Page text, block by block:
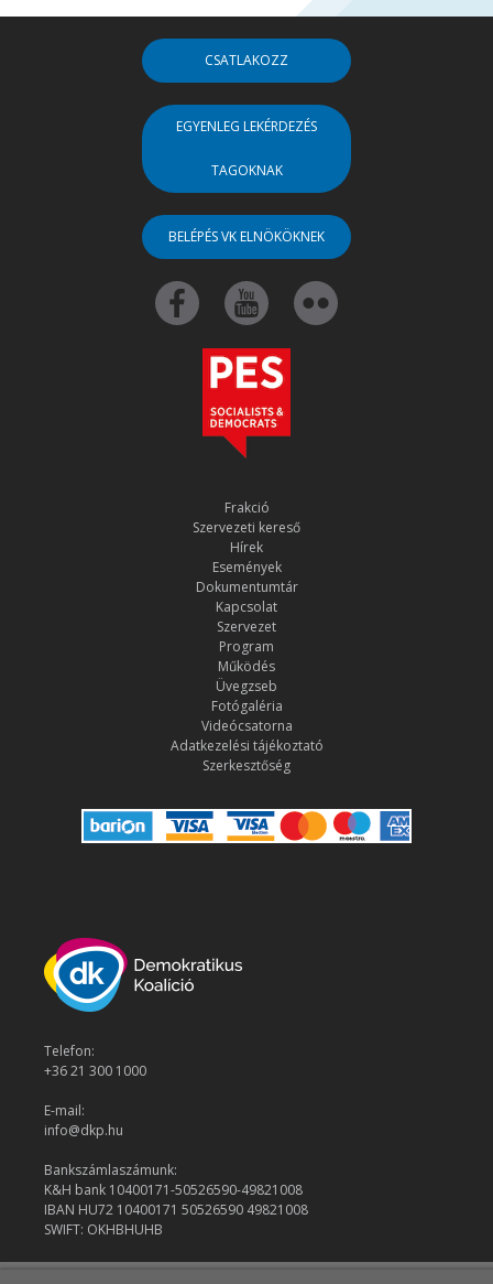
CSATLAKOZZ
EGYENLEG LEKÉRDEZÉS
TAGOKNAK
BELÉPÉS VK ELNÖKÖKNEK
Frakció
Szervezeti kereső
Hírek
Események
Dokumentumtár
Kapcsolat
Szervezet
Program
Működés
Üvegzseb
Fotógaléria
Videócsatorna
Adatkezelési tájékoztató
Szerkesztőség
Telefon:
+36 21 300 1000
E-mail:
info@dkp.hu
Bankszámlaszámunk:
K&H bank 10400171-50526590-49821008
IBAN HU72 10400171 50526590 49821008
SWIFT: OKHBHUHB